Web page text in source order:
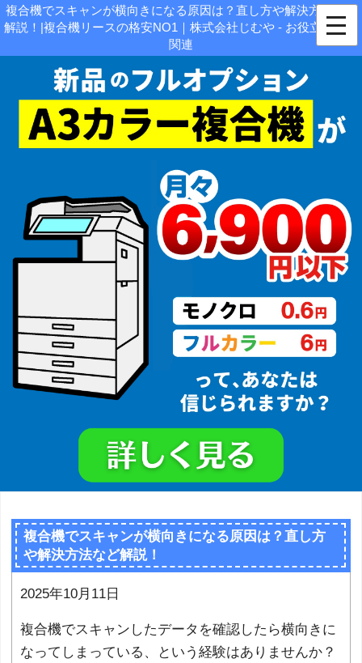
複合機でスキャンが横向きになる原因は？直し方や解決方法など
解説！|複合機リースの格安NO1｜株式会社じむや - お役立ち情報
関連
複合機でスキャンが横向きになる原因は？直し方
や解決方法など解説！
2025年10月11日
複合機でスキャンしたデータを確認したら横向きに
なってしまっている、という経験はありませんか？